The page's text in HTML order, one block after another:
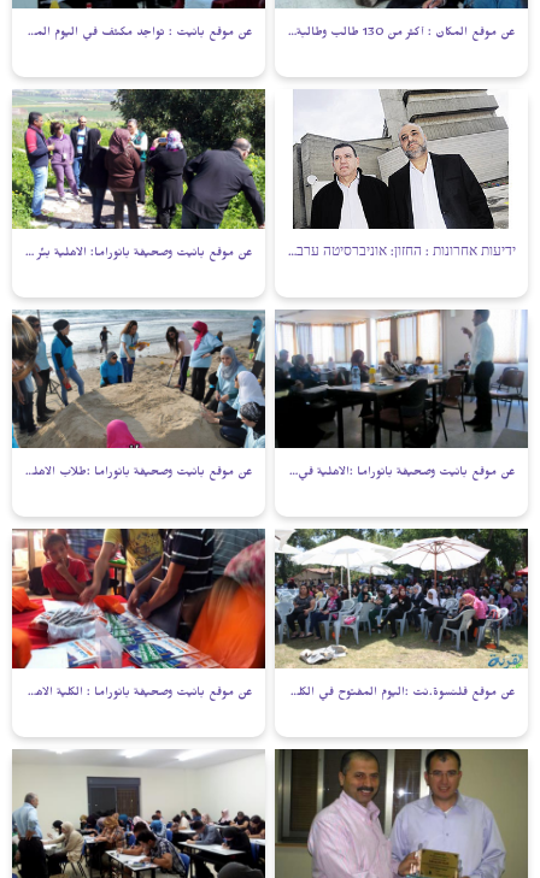
عن موقع المكان : أكثر من 130 طالب وطالبة في اليوم المفتوح في الكلية الأهلية فرع النقب عن موقع بانيت : تواجد مكثف في اليوم المفتوح بالكلية الأهلية بالنقب
ידיעות אחרונות : החזון: אוניברסיטה ערבית ראשונה בישראל عن موقع بانيت وصحيفة بانوراما: الأهلية بئر السبع وبيت بيرل في يوم ترفيهي
عن موقع بانيت وصحيفة بانوراما :الأهلية في بئـر السبع تحيي ذكرى يوم الأرض عن موقع بانيت وصحيفة بانوراما :طلاب الاهلية فرع بيت بيرل ينظمون فعاليات ترفيهية.
عن موقع قلنسوة.نت :اليوم المفتوح في الكلية الاهلية فرع بيت بيرل عن موقع بانيت وصحيفة بانوراما : الكلية الاهلية في بئر السبع تشارك بيوم توجيهي